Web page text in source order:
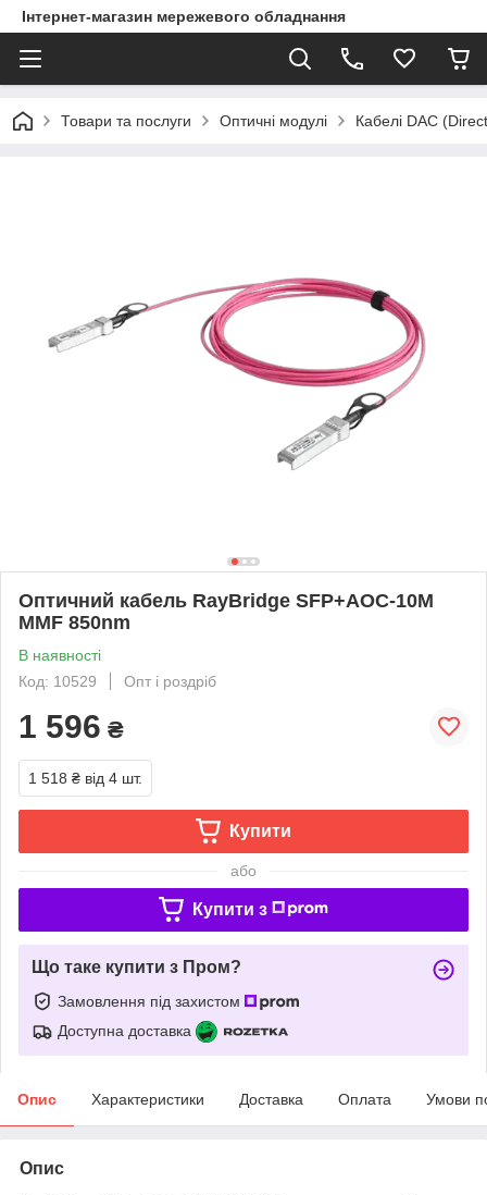
Інтернет-магазин мережевого обладнання
Товари та послуги Оптичні модулі Кабелі DAC
Оптичний кабель RayBridge SFP+AOC-10M
MMF 850nm
В наявності
Код: 10529
Опт і роздріб
1 596 ₴
1 518 ₴ від 4 шт.
Купити
або
Купити з
Що таке купити з Пром?
Замовлення під захистом
Доступна доставка
Опис Характеристики Доставка Оплата Умови
Опис